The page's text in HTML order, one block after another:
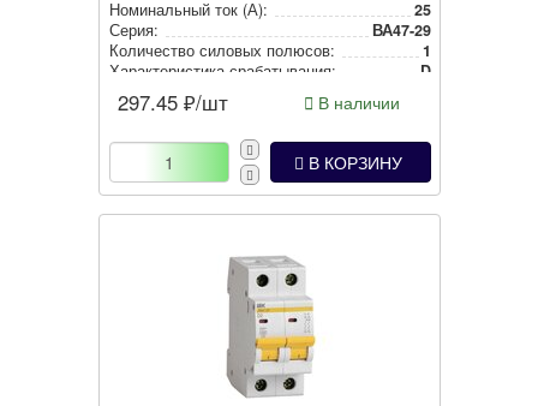
Номи­наль­ный ток (А):
25
Серия:
ВА47-29
Количество силовых полюсов:
1
Харак­те­рис­ти­ка сра­ба­ты­ва­ния:
D
297.45 ₽/шт В наличии
В КОРЗИНУ